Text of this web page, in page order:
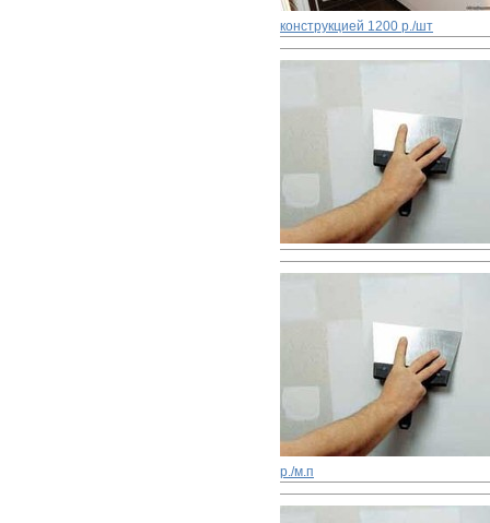
конструкцией 1200 р./шт
р./м.п